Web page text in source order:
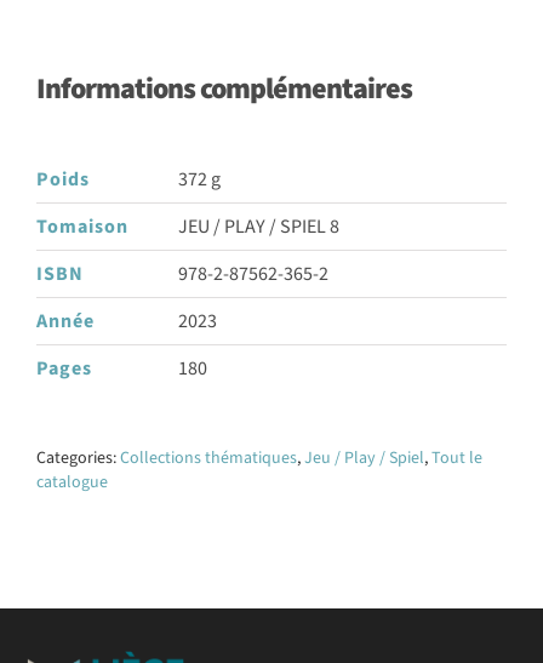
Informations complémentaires
Poids
372 g
Tomaison
JEU / PLAY / SPIEL 8
ISBN
978-2-87562-365-2
Année
2023
Pages
180
Categories:Collections thématiques,Jeu / Play / Spiel,Tout le
catalogue